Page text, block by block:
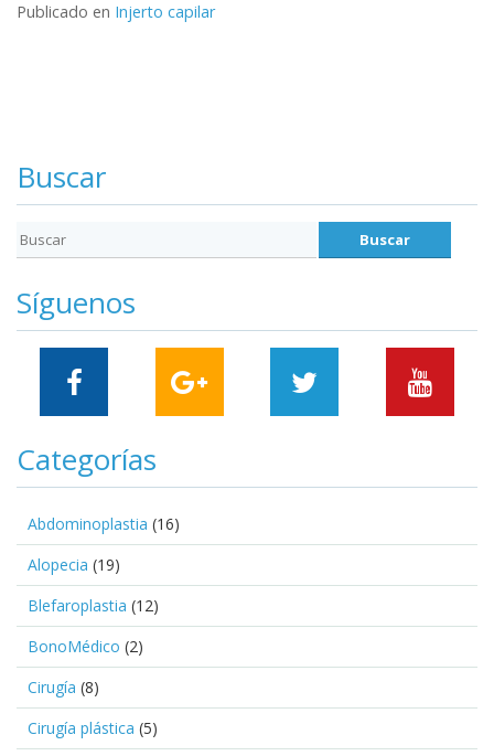
Publicado en Injerto capilar
Buscar
Síguenos
Categorías
Abdominoplastia (16)
Alopecia (19)
Blefaroplastia (12)
BonoMédico (2)
Cirugía (8)
Cirugía plástica (5)